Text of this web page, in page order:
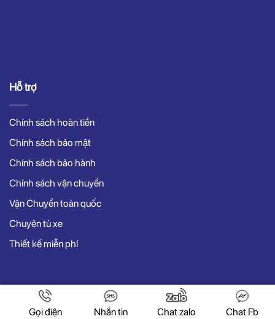
Hỗ trợ
Chính sách hoàn tiền
Chính sách bảo mật
Chính sách bảo hành
Chính sách vận chuyển
Vận Chuyển toàn quốc
Chuyên tủ xe
Thiết kế miễn phí
Copyright 2022 © vuaxedaybanhang.com
Gọi điện
Nhắn tin Chat zalo Chat Fb